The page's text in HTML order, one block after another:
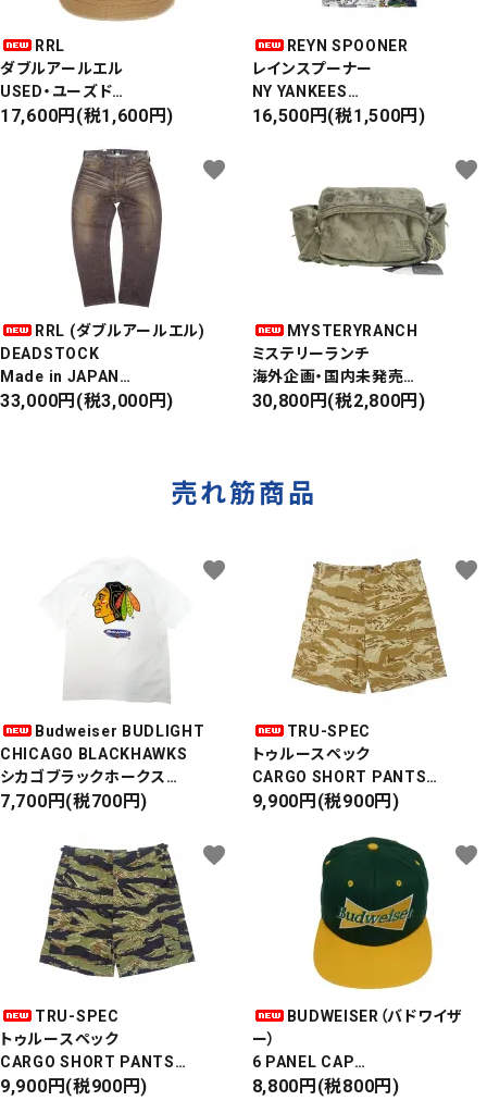
RRL
ダブルアールエル
USED・ユーズド
6PANEL CAP
17,600円(税1,600円)
REYN SPOONER
レインスプーナー
NY YANKEES
ニューヨークヤンキース
16,500円(税1,500円)
RRL (ダブルアールエル)
DEADSTOCK
Made in JAPAN
DAMAGE DENIM PANTS
33,000円(税3,000円)
favorite
MYSTERYRANCH
ミステリーランチ
海外企画・国内未発売
WAIST BAG
30,800円(税2,800円)
favorite
売れ筋商品
Budweiser BUDLIGHT
CHICAGO BLACKHAWKS
シカゴブラックホークス
半袖Tシャツ
7,700円(税700円)
favorite
TRU-SPEC
トゥルースペック
CARGO SHORT PANTS
カーゴショートパンツ
タイガーカモ
9,900円(税900円)
favorite
TRU-SPEC
トゥルースペック
CARGO SHORT PANTS
カーゴショートパンツ
9,900円(税900円)
favorite
BUDWEISER（バドワイザ
ー）
6 PANEL CAP
MADE IN USA
8,800円(税800円)
favorite